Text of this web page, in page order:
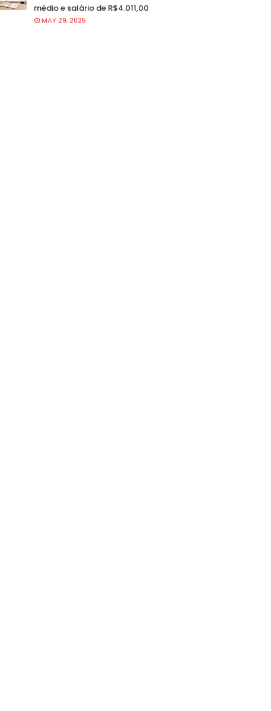
médio e salário de R$4.011,00
MAY 29, 2025